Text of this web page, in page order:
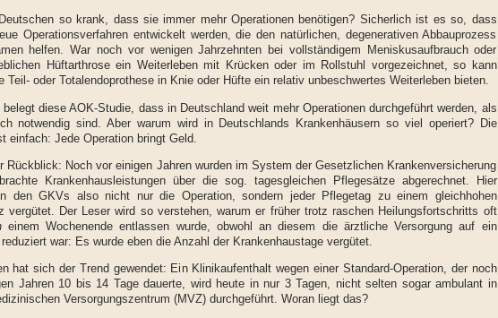
so krank, dass sie immer mehr Operationen benötigen? Sicherlich ist es so, dass
Operationsverfahren entwickelt werden, die den natürlichen, degenerativen Abbauprozess
helfen. War noch vor wenigen Jahrzehnten bei vollständigem Meniskusaufbrauch oder
Hüftarthrose ein Weiterleben mit Krücken oder im Rollstuhl vorgezeichnet, so kann
Teil- oder Totalendoprothese in Knie oder Hüfte ein relativ unbeschwertes Weiterleben bieten.
belegt diese AOK-Studie, dass in Deutschland weit mehr Operationen durchgeführt werden, als
notwendig sind. Aber warum wird in Deutschlands Krankenhäusern so viel operiert? Die
einfach: Jede Operation bringt Geld.
Rückblick: Noch vor einigen Jahren wurden im System der Gesetzlichen Krankenversicherung
Krankenhausleistungen über die sog. tagesgleichen Pflegesätze abgerechnet. Hier
den GKVs also nicht nur die Operation, sondern jeder Pflegetag zu einem gleichhohen
vergütet. Der Leser wird so verstehen, warum er früher trotz raschen Heilungsfortschritts oft
einem Wochenende entlassen wurde, obwohl an diesem die ärztliche Versorgung auf ein
war: Es wurde eben die Anzahl der Krankenhaustage vergütet.
hat sich der Trend gewendet: Ein Klinikaufenthalt wegen einer Standard-Operation, der noch
Jahren 10 bis 14 Tage dauerte, wird heute in nur 3 Tagen, nicht selten sogar ambulant in
Versorgungszentrum (MVZ) durchgeführt. Woran liegt das?